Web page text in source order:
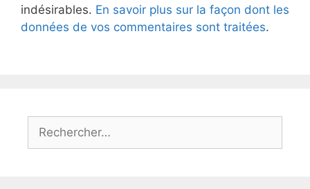
indésirables. En savoir plus sur la façon dont les
données de vos commentaires sont traitées.